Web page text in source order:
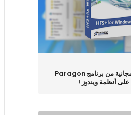
أحصل على نسخة مجانية من برنامج Paragon
أنظمة ويندوز !